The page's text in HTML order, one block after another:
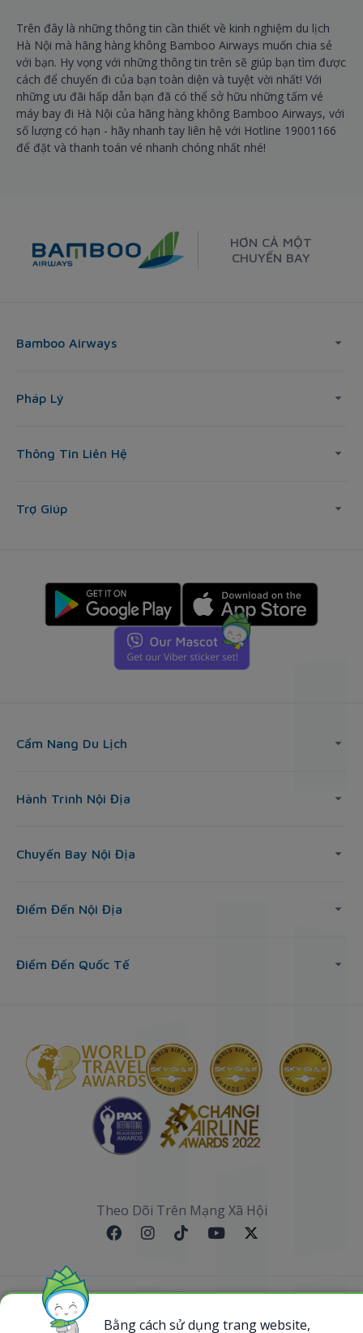
Trên đây là những thông tin cần thiết về kinh nghiệm du lịch
Hà Nội mà hãng hàng không Bamboo Airways muốn chia sẻ
với bạn. Hy vọng với những thông tin trên sẽ giúp bạn tìm được
cách để chuyến đi của bạn toàn diện và tuyệt vời nhất! Với
những ưu đãi hấp dẫn bạn đã có thể sở hữu những tấm vé
máy bay đi Hà Nội của hãng hàng không Bamboo Airways, với
số lượng có hạn - hãy nhanh tay liên hệ với Hotline 19001166
để đặt và thanh toán vé nhanh chóng nhất nhé!
HƠN CẢ MỘT
CHUYẾN BAY
Bamboo Airways
Pháp Lý
Thông Tin Liên Hệ
Trợ Giúp
Cẩm Nang Du Lịch
Hành Trình Nội Địa
Chuyến Bay Nội Địa
Điểm Đến Nội Địa
Điểm Đến Quốc Tế
Theo Dõi Trên Mạng Xã Hội
Sơ đồ website Bằng cách sử dụng trang website,